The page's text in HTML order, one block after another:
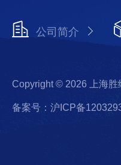
公司简介
Copyright © 2026 上海
备案号：沪ICP备